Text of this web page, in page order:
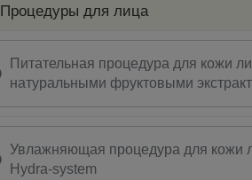
Процедуры для лица
Питательная процедура для кожи
натуральными фруктовыми
Увлажняющая процедура для кожи
Hydra-system